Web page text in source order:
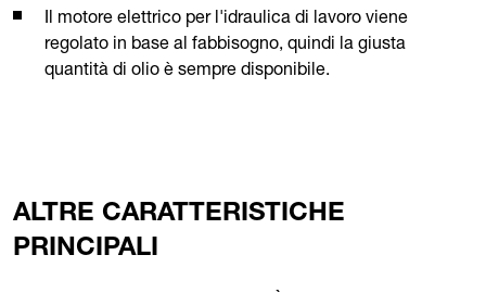
Il motore elettrico per l'idraulica di lavoro viene
regolato in base al fabbisogno, quindi la giusta
quantità di olio è sempre disponibile.
ALTRE CARATTERISTICHE
PRINCIPALI